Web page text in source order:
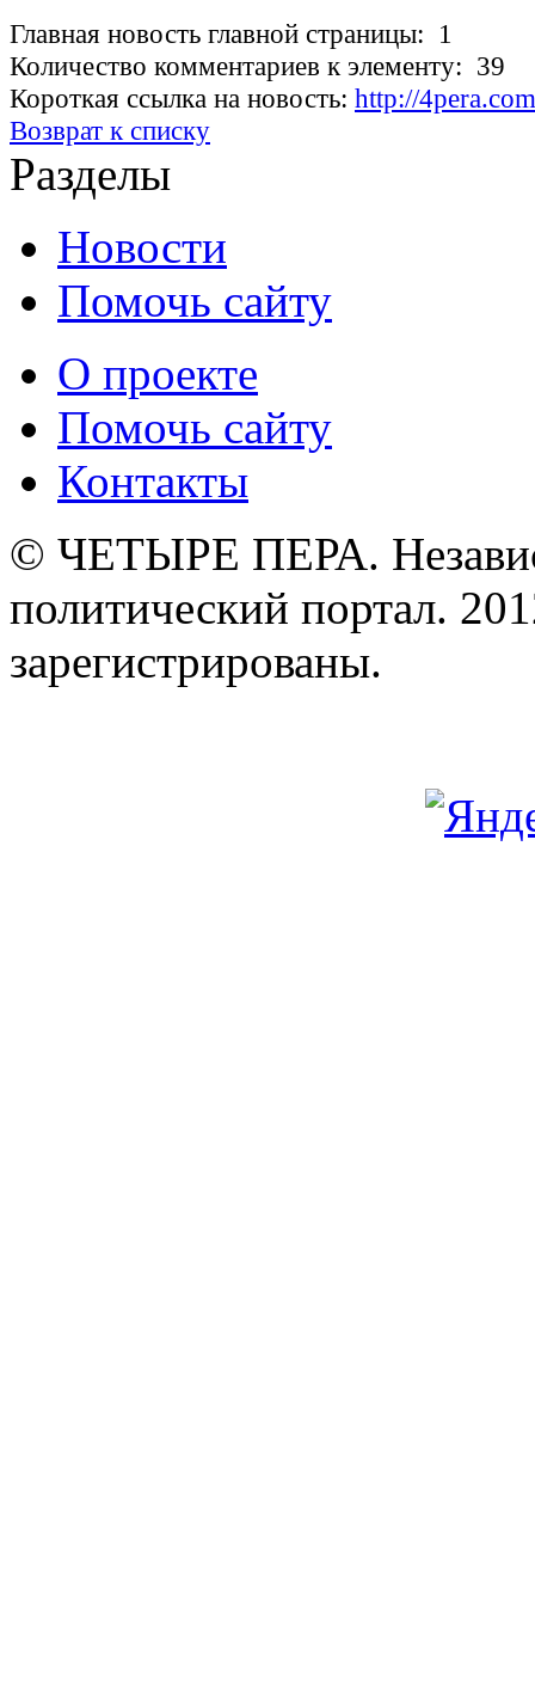
Главная новость главной страницы: 1
Количество комментариев к элементу: 39
Короткая ссылка на новость: http://
Возврат к списку
Разделы
Новости
Помочь сайту
О проекте
Помочь сайту
Контакты
© ЧЕТЫРЕ ПЕРА.
политический портал.
зарегистрированы.